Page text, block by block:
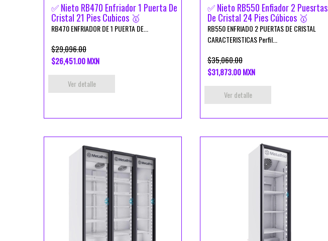
✅ Nieto RB470 Enfriador 1 Puerta De
Cristal 21 Pies Cubicos 🥇
RB470 ENFRIADOR DE 1 PUERTA DE...
$29,096.00
$26,451.00 MXN
Ver detalle
✅ Nieto RB550 Enfiador 2 Puesrtas
De Cristal 24 Pies Cúbicos 🥇
RB550 ENFRIADO 2 PUERTAS DE CRISTAL
CARACTERISTICAS Perfil...
$35,060.00
$31,873.00 MXN
Ver detalle